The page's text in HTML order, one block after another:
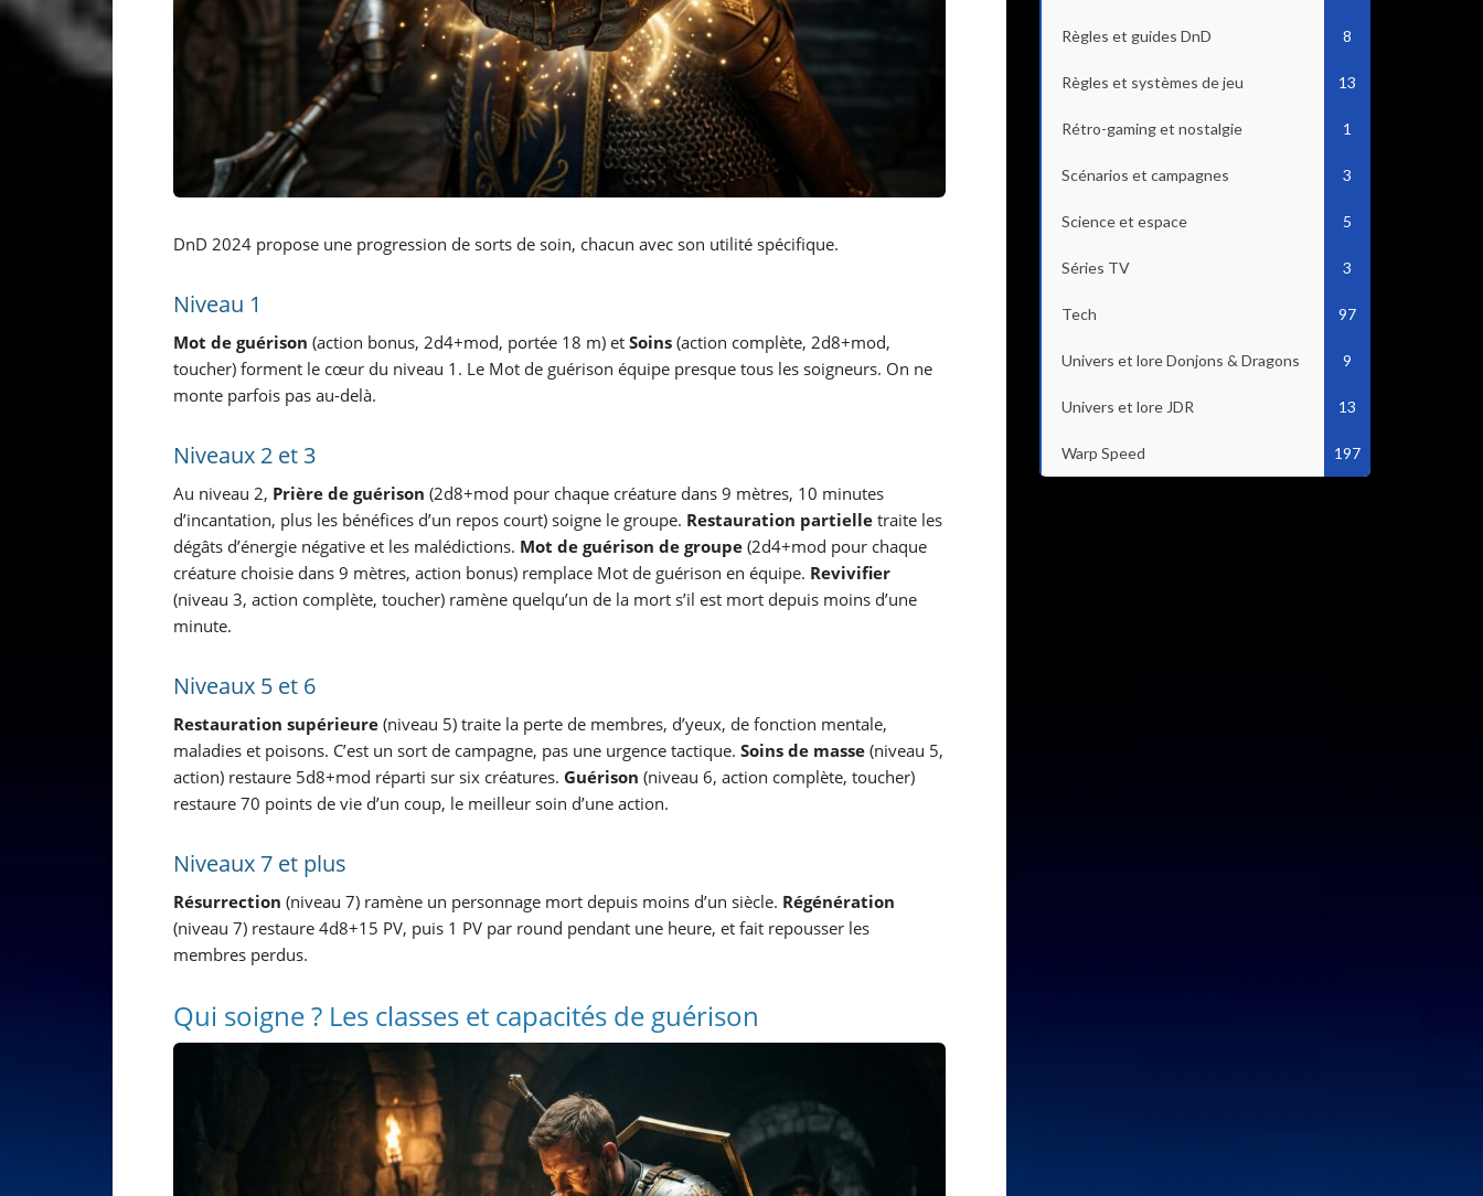
DnD 2024 propose une progression de sorts de soin, chacun avec son utilité spécifique.
Niveau 1
Mot de guérison (action bonus, 2d4+mod, portée 18 m) et Soins (action complète, 2d8+mod,
toucher) forment le cœur du niveau 1. Le Mot de guérison équipe presque tous les soigneurs. On ne
monte parfois pas au-delà.
Niveaux 2 et 3
Au niveau 2, Prière de guérison (2d8+mod pour chaque créature dans 9 mètres, 10 minutes
d’incantation, plus les bénéfices d’un repos court) soigne le groupe. Restauration partielle traite les
dégâts d’énergie négative et les malédictions. Mot de guérison de groupe (2d4+mod pour chaque
créature choisie dans 9 mètres, action bonus) remplace Mot de guérison en équipe. Revivifier
(niveau 3, action complète, toucher) ramène quelqu’un de la mort s’il est mort depuis moins d’une
minute.
Niveaux 5 et 6
Restauration supérieure (niveau 5) traite la perte de membres, d’yeux, de fonction mentale,
maladies et poisons. C’est un sort de campagne, pas une urgence tactique. Soins de masse (niveau 5,
action) restaure 5d8+mod réparti sur six créatures. Guérison (niveau 6, action complète, toucher)
restaure 70 points de vie d’un coup, le meilleur soin d’une action.
Niveaux 7 et plus
Résurrection (niveau 7) ramène un personnage mort depuis moins d’un siècle. Régénération
(niveau 7) restaure 4d8+15 PV, puis 1 PV par round pendant une heure, et fait repousser les
membres perdus.
Qui soigne ? Les classes et capacités de guérison
Règles et guides DnD 8
Règles et systèmes de jeu 13
Rétro-gaming et nostalgie 1
Scénarios et campagnes 3
Science et espace 5
Séries TV 3
Tech 97
Univers et lore Donjons & Dragons 9
Univers et lore JDR 13
Warp Speed 197